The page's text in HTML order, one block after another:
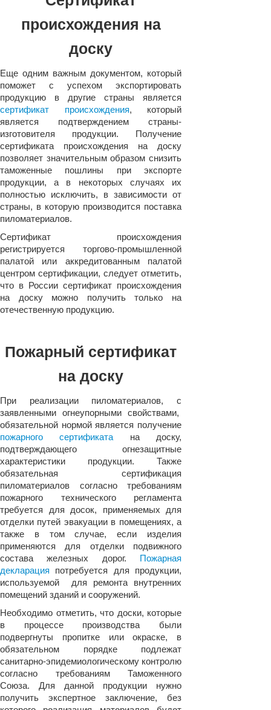
происхождения на
доску
Еще одним важным документом, который
поможет с успехом экспортировать
продукцию в другие страны является
сертификат происхождения, который
является подтверждением страны-
изготовителя продукции. Получение
сертификата происхождения на доску
позволяет значительным образом снизить
таможенные пошлины при экспорте
продукции, а в некоторых случаях их
полностью исключить, в зависимости от
страны, в которую производится поставка
пиломатериалов.
Сертификат происхождения
регистрируется торгово-промышленной
палатой или аккредитованным палатой
центром сертификации, следует отметить,
что в России сертификат происхождения
на доску можно получить только на
отечественную продукцию.
Пожарный сертификат
на доску
При реализации пиломатериалов, с
заявленными огнеупорными свойствами,
обязательной нормой является получение
пожарного сертификата на доску,
подтверждающего огнезащитные
характеристики продукции. Также
обязательная сертификация
пиломатериалов согласно требованиям
пожарного технического регламента
требуется для досок, применяемых для
отделки путей эвакуации в помещениях, а
также в том случае, если изделия
применяются для отделки подвижного
состава железных дорог. Пожарная
декларация потребуется для продукции,
используемой для ремонта внутренних
помещений зданий и сооружений.
Необходимо отметить, что доски, которые
в процессе производства были
подвергнуты пропитке или окраске, в
обязательном порядке подлежат
санитарно-эпидемиологическому контролю
согласно требованиям Таможенного
Союза. Для данной продукции нужно
получить экспертное заключение, без